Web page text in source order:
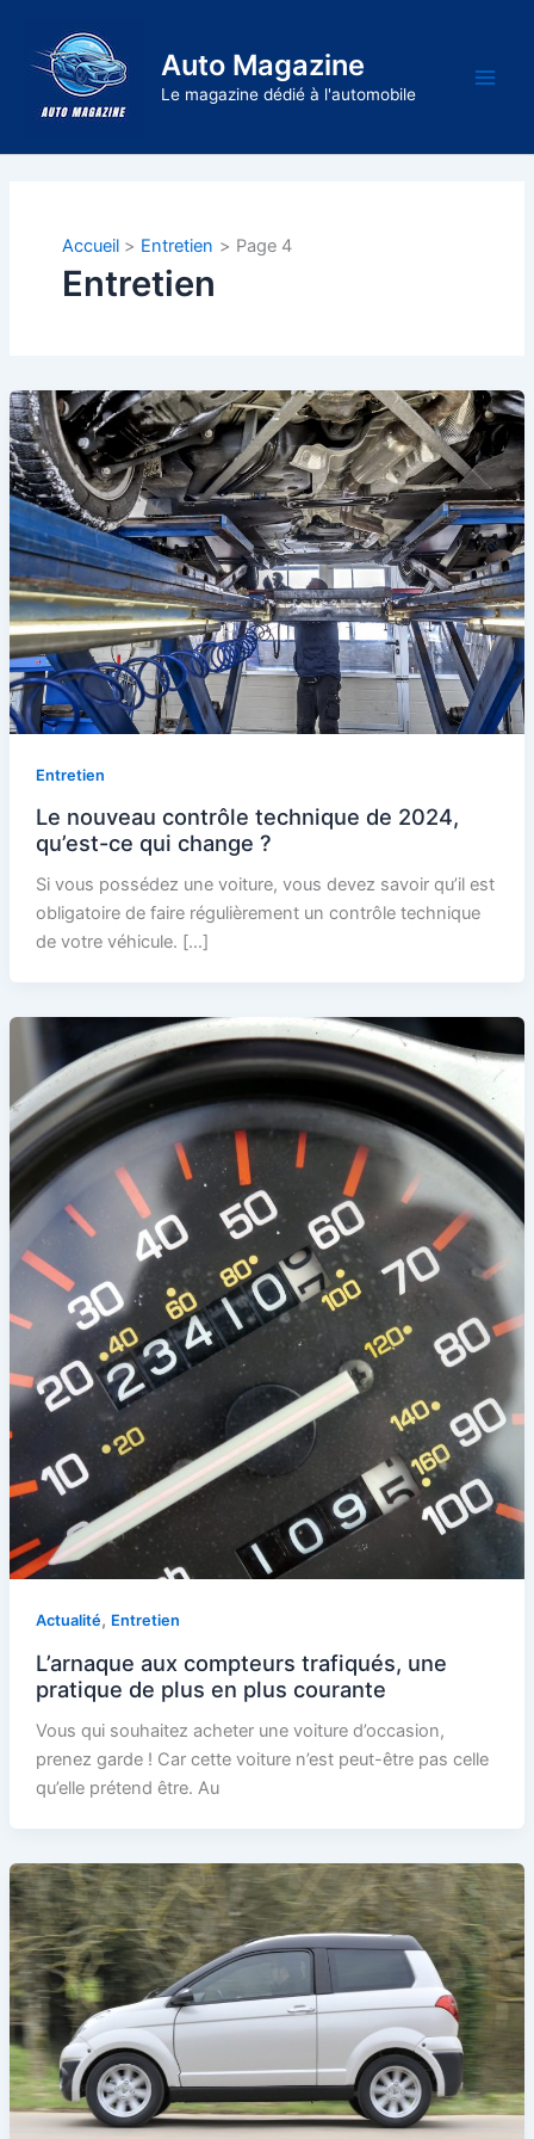
contenu
Auto Magazine
Le magazine dédié à l'automobile
Accueil Entretien Page 4
Entretien
Entretien
Le nouveau contrôle technique de 2024,
qu’est-ce qui change ?
Si vous possédez une voiture, vous devez savoir qu’il est
obligatoire de faire régulièrement un contrôle technique
de votre véhicule. […]
Actualité, Entretien
L’arnaque aux compteurs trafiqués, une
pratique de plus en plus courante
Vous qui souhaitez acheter une voiture d’occasion,
prenez garde ! Car cette voiture n’est peut-être pas celle
qu’elle prétend être. Au